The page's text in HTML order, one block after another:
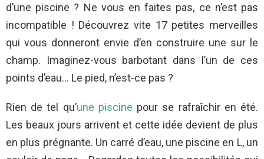
d’une piscine ? Ne vous en faites pas, ce n’est pas
incompatible ! Découvrez vite 17 petites merveilles
qui vous donneront envie d’en construire une sur le
champ. Imaginez-vous barbotant dans l’un de ces
points d’eau… Le pied, n’est-ce pas ?
Rien de tel qu’une piscine pour se rafraîchir en été.
Les beaux jours arrivent et cette idée devient de plus
en plus prégnante. Un carré d’eau, une piscine en L, un